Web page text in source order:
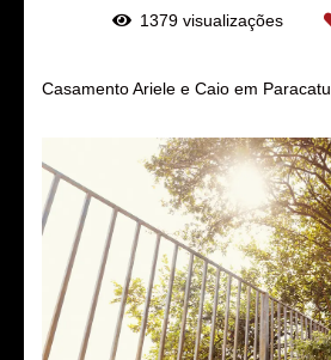
1379 visualizações
Casamento Ariele e Caio em Paracatu